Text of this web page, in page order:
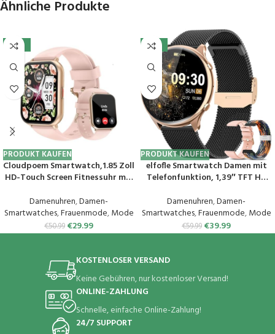
Ähnliche Produkte
-41%
PRODUKT KAUFEN
Cloudpoem Smartwatch,1.85 Zoll
HD-Touch Screen Fitnessuhr mit
Überwachung Pulsuhr
Schlafmonitor Schrittzähler Uhr
100+ Trainingsmodi Sportuhr
für Damen Herren Android iOS
Damenuhren,Damen-
Smartwatches,Frauenmode,Mode
€50.99 €29.99
-33%
PRODUKT KAUFEN
elfofle Smartwatch Damen mit
Telefonfunktion, 1,39″ TFT HD
mit 120 Sport SpO2 Pulsuhr
Menstruationszyklus
Schlafmonitor,Armbanduhr für
iOS Android (Schwarz Gold)
Damenuhren,Damen-
Smartwatches,Frauenmode,Mode
€59.99 €39.99
KOSTENLOSER VERSAND
Keine Gebühren, nur kostenloser Versand!
ONLINE-ZAHLUNG
Schnelle, einfache Online-Zahlung!
24/7 SUPPORT